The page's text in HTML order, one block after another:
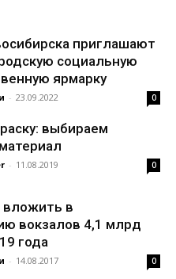
приглашают
социальную
ярмарку
- 23.09.2022 0
выбираем
- 11.08.2019 0
в
вокзалов 4,1 млрд
года
- 14.08.2017 0